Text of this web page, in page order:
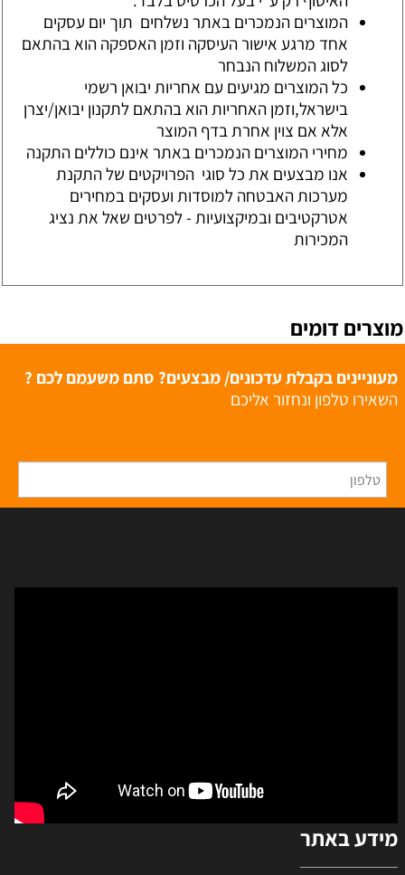
המוצרים הנמכרים באתר נשלחים תוך יום עסקים
אחד מרגע אישור העיסקה וזמן האספקה הוא בהתאם
לסוג המשלוח הנבחר
כל המוצרים מגיעים עם אחריות יבואן רשמי
בישראל,וזמן האחריות הוא בהתאם לתקנון יבואן/יצרן
אלא אם צוין אחרת בדף המוצר
מחירי המוצרים הנמכרים באתר אינם כוללים התקנה
אנו מבצעים את כל סוגי הפרויקטים של התקנת
מערכות האבטחה למוסדות ועסקים במחירים
אטרקטיבים ובמיקצועיות - לפרטים שאל את נציג
המכירות
מוצרים דומים
מעוניינים בקבלת עדכונים/ מבצעים? סתם משעמם לכם ?
השאירו טלפון ונחזור אליכם
מידע באתר